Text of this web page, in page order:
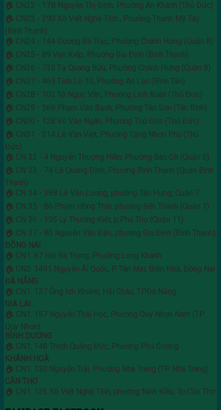
🏠 CN22 - 17B Nguyễn Thị Định, Phường An Khánh (Thủ Đức)
🏠 CN23 - 290 Xô Viết Nghệ Tĩnh , Phường Thạnh Mỹ Tây
(Bình Thạnh)
🏠 CN24 - 144 Dương Bá Trạc, Phường Chánh Hưng (Quận 8)
🏠 CN25 - 89 Vạn Kiếp, Phường Gia Định (Bình Thạnh)
🏠 CN26 - 735 Tạ Quang Bửu, Phường Chánh Hưng (Quận 8)
🏠 CN27 - 469 Tỉnh Lộ 10, Phường An Lạc (Bình Tân)
🏠 CN28 - 102 Tô Ngọc Vân, Phường Linh Xuân (Thủ Đức)
🏠 CN29 - 569 Phạm Văn Bạch, Phường Tân Sơn (Tân Bình)
🏠 CN30 - 128 Võ Văn Ngân, Phường Thủ Đức (Thủ Đức)
🏠 CN31 - 314 Lê Văn Việt, Phường Tăng Nhơn Phú (Thủ
Đức)
🏠 CN 32 - 4 Nguyễn Thượng Hiền, Phường Bàn Cờ (Quận 3)
🏠 CN 33 - 74 Lê Quang Định, Phường Bình Thạnh (Quận Bình
Thạnh)
🏠 CN 34 - 388 Lê Văn Lương, phường Tân Hưng, Quận 7
🏠 CN 35 - 86 Phạm Hồng Thái, phường Bến Thành (Quận 1)
🏠 CN 36 - 195 Lý Thường Kiệt, p.Phú Thọ (Quận 11)
🏠 CN 37 - 80 Nguyễn Văn Đậu, phường Gia Định (Bình Thạnh)
ĐỒNG NAI
🏠 CN1: 67 Hai Bà Trưng, Phường Long Khánh
🏠 CN2: 1491 Nguyễn Ái Quốc, P. Tân Mai, Biên Hòa, Đồng Nai
ĐÀ NẴNG
🏠 CN1: 137 Ông Ích Khiêm, Hải Châu, TP.Đà Nẵng
GIA LAI
🏠 CN1: 157 Nguyễn Thái Học, Phường Quy Nhơn Nam (TP.
Quy Nhơn)
BÌNH DƯƠNG
🏠 CN1: 148 Thích Quảng Đức, Phường Phú Cường
KHÁNH HOÀ
🏠 CN1: 130 Nguyễn Trãi, Phường Nha Trang (TP. Nha Trang)
CẦN THƠ
🏠 CN1: 126 Xô Viết Nghệ Tĩnh, phường Ninh Kiều, Tp.Cần Thơ